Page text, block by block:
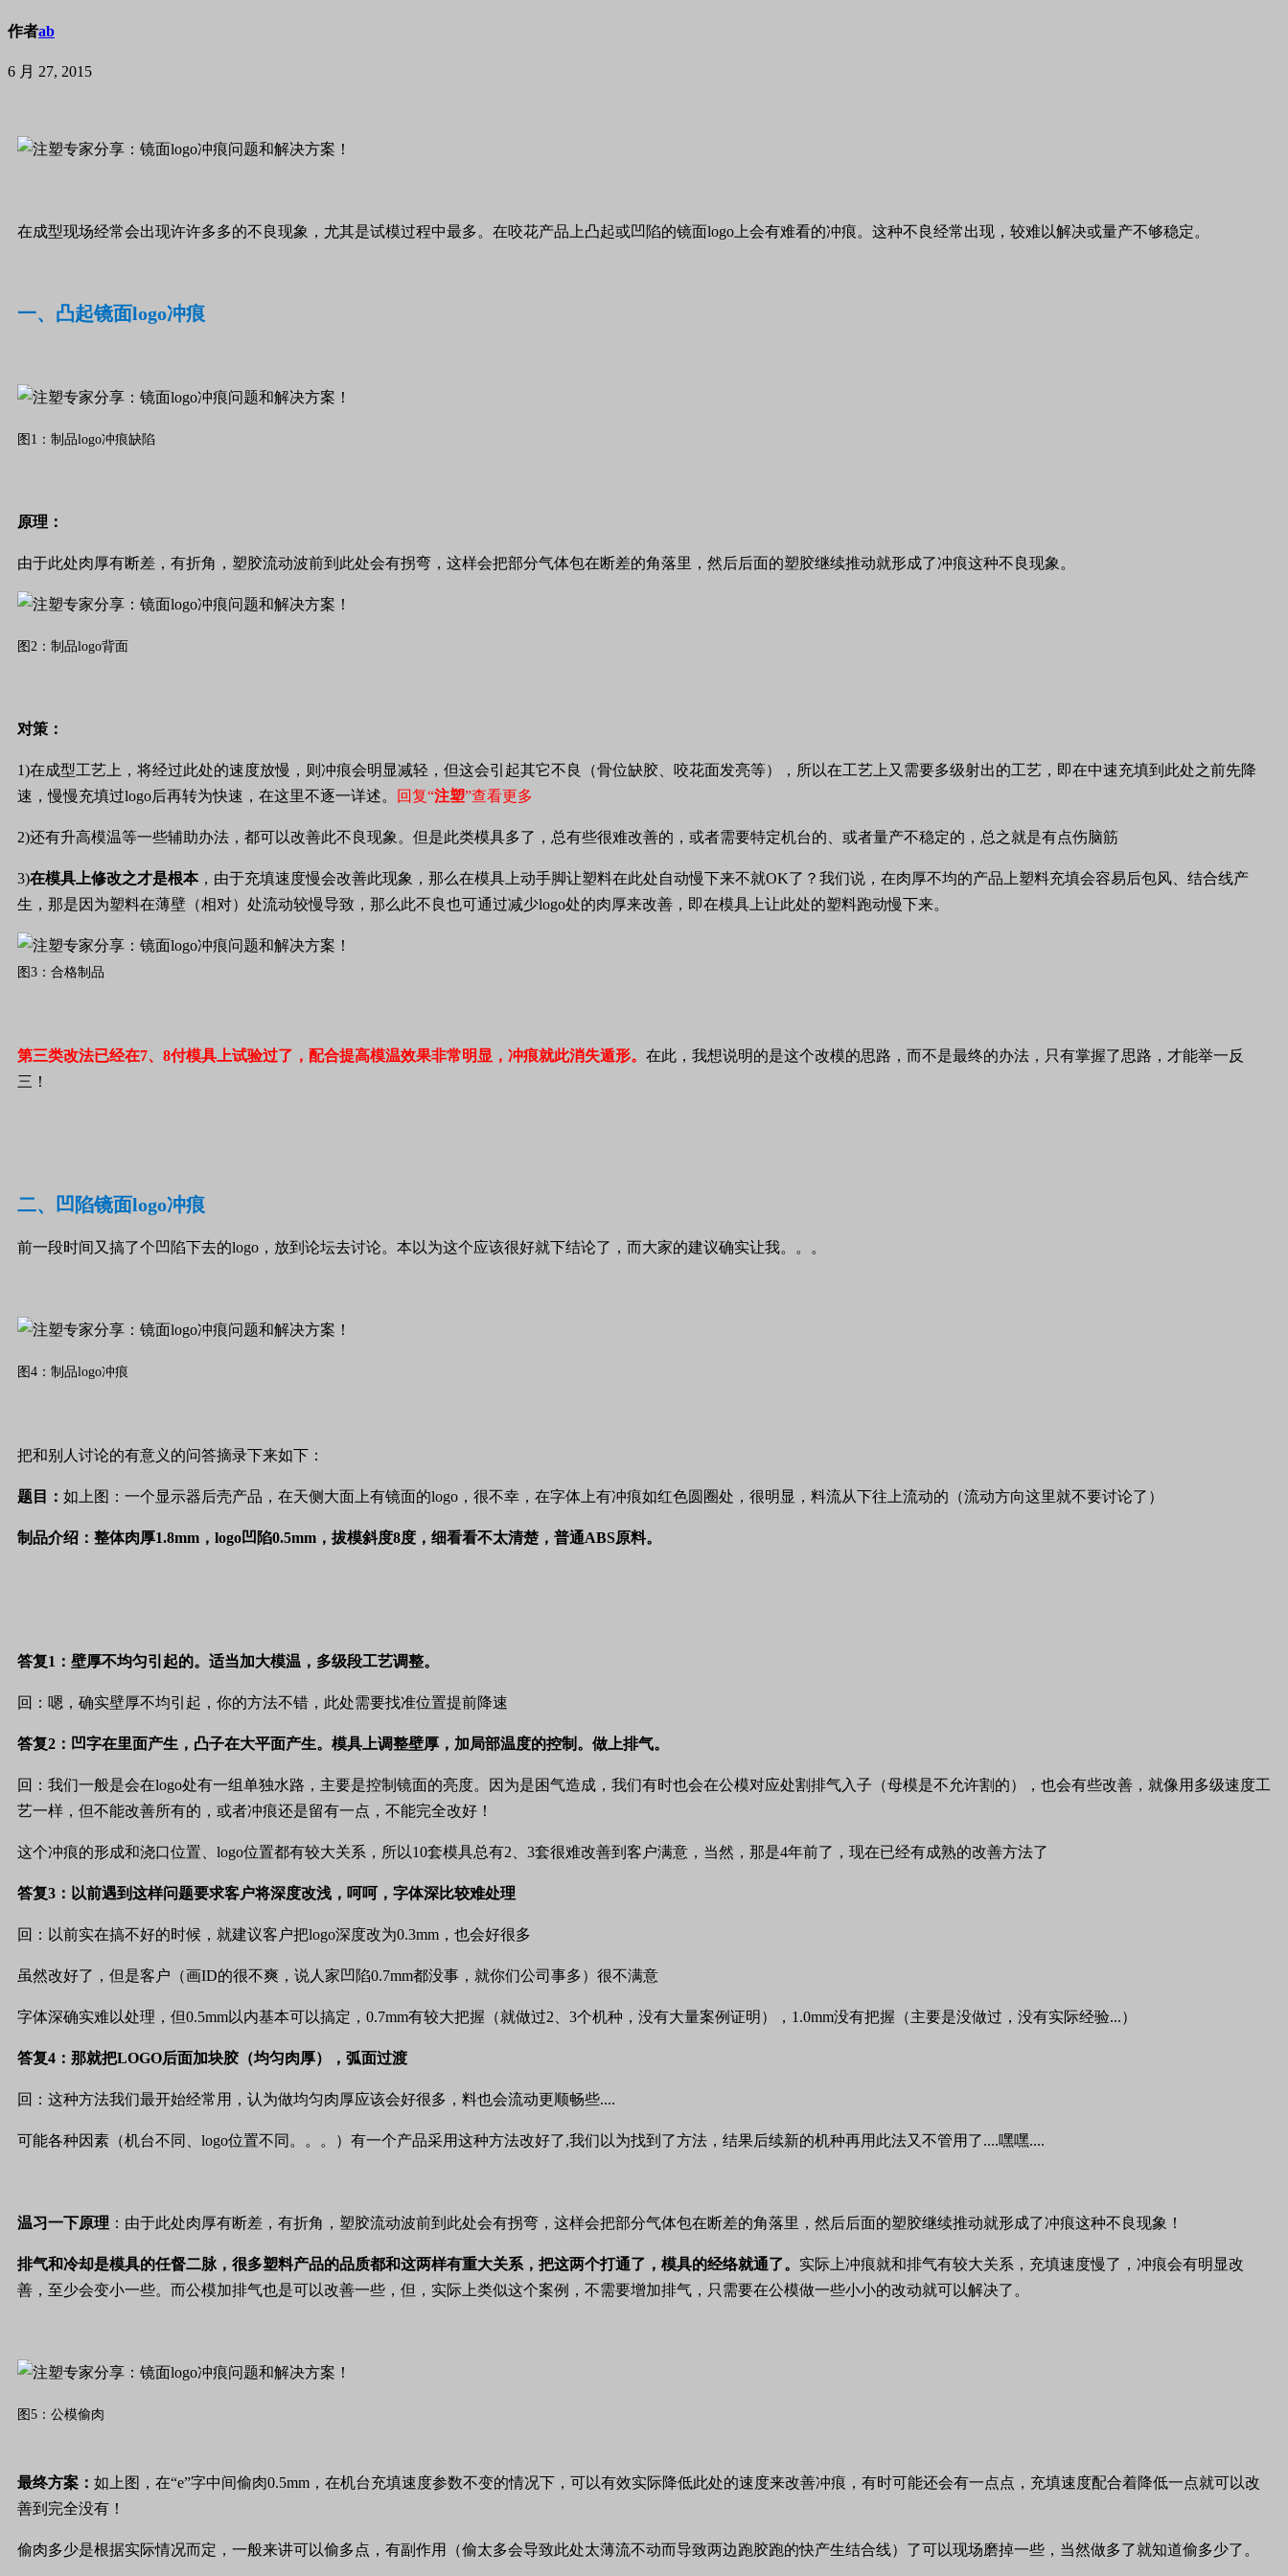
作者ab
6 月 27, 2015
在成型现场经常会出现许许多多的不良现象，尤其是试模过程中最多。在咬花产品上凸起或凹陷的镜面logo 上会有难看的冲痕。这种不良经常出现，较难以解决或量产不够稳定。
一、 凸起镜面logo冲痕
图1：制品logo冲痕缺陷
原理：
由于此处肉厚有断差，有折角，塑胶流动波前到此处会有拐弯，这样会把部分气体包在断差的角落里，然后后面的塑胶继续推动就形成了冲痕这种不良现象。
图2：制品logo背面
对策：
1)在成型工艺上，将经过此处的速度放慢，则冲痕会明显减轻，但这会引起其它不良（骨位缺胶、咬花面发亮等），所以在工艺上又需要多级射出的工艺，即在中速充填到此处之前先降
速，慢慢充填过logo后再转为快速，在这里不逐一详述。 回复“注塑”查看更多
2)还有升高模温等一些辅助办法，都可以改善此不良现象。但是此类模具多了，总有些很难改善的，或者需要特定机台的、或者量产不稳定的，总之就是有点伤脑筋
3)在模具上修改之才是根本，由于充填速度慢会改善此现象，那么在模具上动手脚让塑料在此处自动慢下来不就OK了？我们说，在肉厚不均的产品上塑料充填会容易后包风、结合线产
生，那是因为塑料在薄壁（相对）处流动较慢导致，那么此不良也可通过减少logo处的肉厚来改善，即在模具上让此处的塑料跑动慢下来。
图3：合格制品
第三类改法已经在7、 8付模具上试验过了，配合提高模温效果非常明显，冲痕就此消失遁形。 在此，我想说明的是这个改模的思路，而不是最终的办法，只有掌握了思路，才能举一反
三！
二、 凹陷镜面logo冲痕
前一段时间又搞了个凹陷下去的logo ，放到论坛去讨论。本以为这个应该很好就下结论了，而大家的建议确实让我。。。
图4：制品logo冲痕
把和别人讨论的有意义的问答摘录下来如下：
题目： 如上图：一个显示器后壳产品，在天侧大面上有镜面的logo ，很不幸，在字体上有冲痕如红色圆圈处，很明显，料流从下往上流动的（流动方向这里就不要讨论了）
制品介绍： 整体肉厚1.8mm ， logo凹陷0.5mm ，拔模斜度8度，细看看不太清楚， 普通ABS原料。
答复1 ：壁厚不均匀引起的。适当加大模温，多级段工艺调整。
回：嗯，确实壁厚不均引起，你的方法不错，此处需要找准位置提前降速
答复2 ：凹字在里面产生，凸子在大平面产生。模具上调整壁厚，加局部温度的控制。做上排气。
回：我们一般是会在logo处有一组单独水路，主要是控制镜面的亮度。因为是困气造成，我们有时也会在公模对应处割排气入子（母模是不允许割的），也会有些改善，就像用多级速度工
艺一样，但不能改善所有的，或者冲痕还是留有一点，不能完全改好！
这个冲痕的形成和浇口位置、 logo位置都有较大关系，所以10套模具总有2 3套很难改善到客户满意，当然，那是4年前了，现在已经有成熟的改善方法了
答复3 ：以前遇到这样问题要求客户将深度改浅，呵呵，字体深比较难处理
回：以前实在搞不好的时候，就建议客户把logo深度改为0.3mm ，也会好很多
虽然改好了，但是客户（画ID的很不爽，说人家凹陷0.7mm都没事，就你们公司事多）很不满意
字体深确实难以处理，但0.5mm以内基本可以搞定， 0.7mm有较大把握（就做过2 3个机种，没有大量案例证明）， 1.0mm没有把握（主要是没做过，没有实际经验...）
答复4 ：那就把LOGO后面加块胶（均匀肉厚），弧面过渡
回：这种方法我们最开始经常用，认为做均匀肉厚应该会好很多，料也会流动更顺畅些....
可能各种因素（机台不同、 logo位置不同。。。）有一个产品采用这种方法改好了,我们以为找到了方法，结果后续新的机种再用此法又不管用了....嘿嘿....
温习一下原理 ：由于此处肉厚有断差，有折角，塑胶流动波前到此处会有拐弯，这样会把部分气体包在断差的角落里，然后后面的塑胶继续推动就形成了冲痕这种不良现象！
排气和冷却是模具的任督二脉，很多塑料产品的品质都和这两样有重大关系，把这两个打通了，模具的经络就通了。 实际上冲痕就和排气有较大关系，充填速度慢了，冲痕会有明显改
善，至少会变小一些。而公模加排气也是可以改善一些，但，实际上类似这个案例，不需要增加排气，只需要在公模做一些小小的改动就可以解决了。
图5：公模偷肉
最终方案： 如上图，在“e”字中间偷肉0.5mm ，在机台充填速度参数不变的情况下，可以有效实际降低此处的速度来改善冲痕，有时可能还会有一点点，充填速度配合着降低一点就可以改
善到完全没有！
偷肉多少是根据实际情况而定，一般来讲可以偷多点，有副作用（偷太多会导致此处太薄流不动而导致两边跑胶跑的快产生结合线）了可以现场磨掉一些，当然做多了就知道偷多少了。